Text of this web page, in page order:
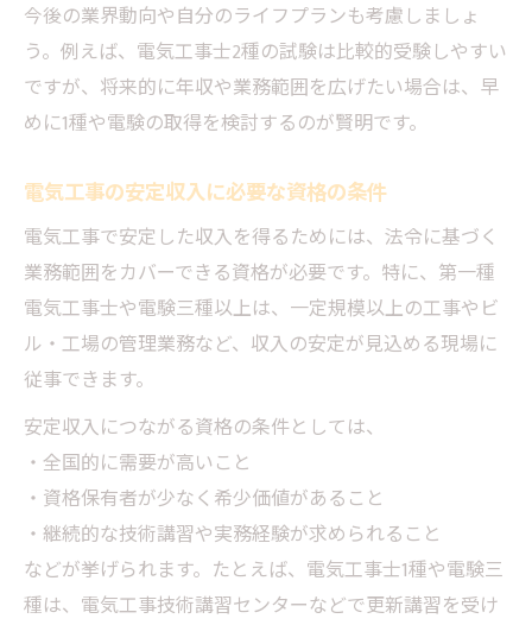
今後の業界動向や自分のライフプランも考慮しましょ
う。例えば、電気工事士2種の試験は比較的受験しやすい
ですが、将来的に年収や業務範囲を広げたい場合は、早
めに1種や電験の取得を検討するのが賢明です。
電気工事の安定収入に必要な資格の条件
電気工事で安定した収入を得るためには、法令に基づく
業務範囲をカバーできる資格が必要です。特に、第一種
電気工事士や電験三種以上は、一定規模以上の工事やビ
ル・工場の管理業務など、収入の安定が見込める現場に
従事できます。
安定収入につながる資格の条件としては、
・全国的に需要が高いこと
・資格保有者が少なく希少価値があること
・継続的な技術講習や実務経験が求められること
などが挙げられます。たとえば、電気工事士1種や電験三
種は、電気工事技術講習センターなどで更新講習を受け